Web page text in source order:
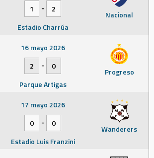
Nacional
1
-
2
Estadio Charrúa
Progreso
16 mayo 2026
2
-
0
Parque Artigas
Wanderers
17 mayo 2026
0
-
0
Estadio Luis Franzini